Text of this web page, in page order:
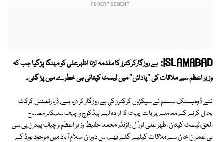
ISLAMABAD: بے روزگارکرکٹرز کا مقدمہ لڑنا اظہرعلی کو مہنگا پڑگیا جب کہ
وزیر اعظم سے ملاقات کی ''پاداش'' میں ٹیسٹ کپتانی ہی خطرے میں پڑ گئی۔
نئے ڈومیسٹک سسٹم نے سیکڑوں کرکٹرز کی بے روزگار کر دیا ہے، ڈپارٹمنٹل کرکٹ
بحال کرنے کے معاملے پر بات چیت کا ارادہ لیے ہیڈکوچ و چیف سلیکٹر مصباح
الحق،ٹیسٹ کپتان اظہر علی اورآل راؤنڈر محمد حفیظ وزیر اعظم و چیف پیٹرن پی سی
بی عمران خان سے ملاقات کیلیے گئے تھے،اس دوران اسلام آباد میں موجود بورڈ کے